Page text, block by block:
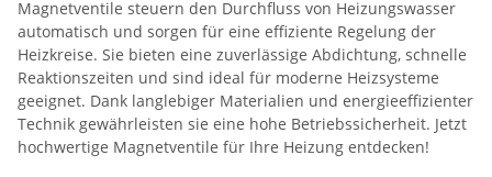
Magnetventile steuern den Durchfluss von Heizungswasser
automatisch und sorgen für eine effiziente Regelung der
Heizkreise. Sie bieten eine zuverlässige Abdichtung, schnelle
Reaktionszeiten und sind ideal für moderne Heizsysteme
geeignet. Dank langlebiger Materialien und energieeffizienter
Technik gewährleisten sie eine hohe Betriebssicherheit. Jetzt
hochwertige Magnetventile für Ihre Heizung entdecken!